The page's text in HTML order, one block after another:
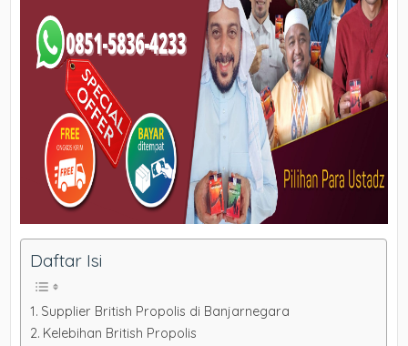
Daftar Isi
Supplier British Propolis di Banjarnegara
Kelebihan British Propolis